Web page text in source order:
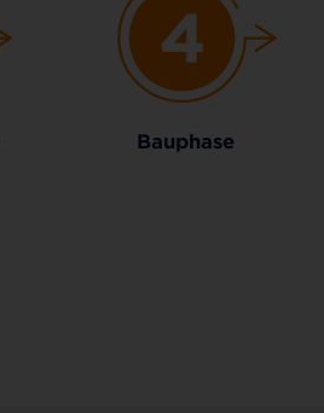
Bauphase